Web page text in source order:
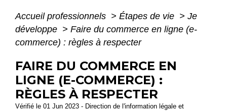
Accueil professionnels > Étapes de vie > Je
développe > Faire du commerce en ligne (e-
commerce) : règles à respecter
FAIRE DU COMMERCE EN
LIGNE (E-COMMERCE) :
RÈGLES À RESPECTER
Vérifié le 01 Jun 2023 - Direction de l'information légale et